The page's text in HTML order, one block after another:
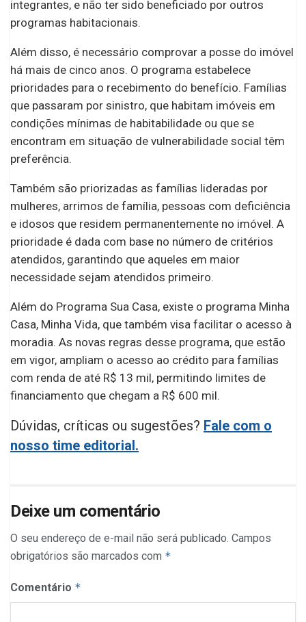
integrantes, e não ter sido beneficiado por outros
programas habitacionais.
Além disso, é necessário comprovar a posse do imóvel
há mais de cinco anos. O programa estabelece
prioridades para o recebimento do benefício. Famílias
que passaram por sinistro, que habitam imóveis em
condições mínimas de habitabilidade ou que se
encontram em situação de vulnerabilidade social têm
preferência.
Também são priorizadas as famílias lideradas por
mulheres, arrimos de família, pessoas com deficiência
e idosos que residem permanentemente no imóvel. A
prioridade é dada com base no número de critérios
atendidos, garantindo que aqueles em maior
necessidade sejam atendidos primeiro.
Além do Programa Sua Casa, existe o programa Minha
Casa, Minha Vida, que também visa facilitar o acesso à
moradia. As novas regras desse programa, que estão
em vigor, ampliam o acesso ao crédito para famílias
com renda de até R$ 13 mil, permitindo limites de
financiamento que chegam a R$ 600 mil.
Dúvidas, críticas ou sugestões? Fale com o
nosso time editorial.
Deixe um comentário
O seu endereço de e-mail não será publicado. Campos
obrigatórios são marcados com *
Comentário *